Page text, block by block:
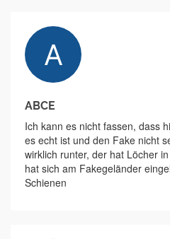
ABCE
Ich kann es nicht fassen, dass
es echt ist und den Fake nicht
wirklich runter, der hat Löcher
hat sich am Fakegeländer
Schienen